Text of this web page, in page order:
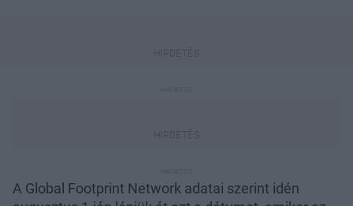
A Global Footprint Network adatai szerint idén